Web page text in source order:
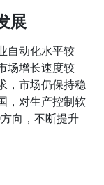
展
自动化水平较
场增长速度较
，市场仍保持稳
，对生产控制软
向，不断提升